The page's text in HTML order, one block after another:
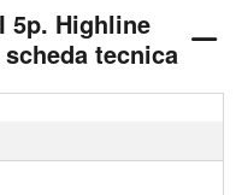
5p. Highline
tecnica